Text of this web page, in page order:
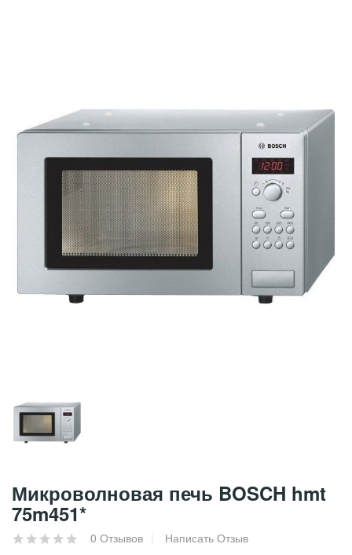
Микроволновая печь BOSCH hmt
75m451*
0 Отзывов Написать Отзыв